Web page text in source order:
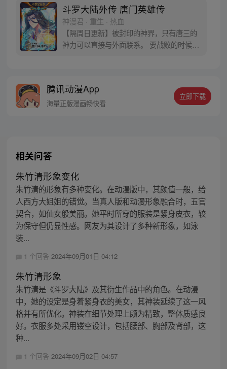
路？尽在一代神王至情追妻之旅，斗罗大陆
第五部，重生唐三!
斗罗大陆外传 唐门英雄传
神漫君 · 重生 · 热血
【隔周日更新】被封印的神界，只有唐三的
神力可以直接与外面联系。 要战败的时候，
战！
腾讯动漫App
海量正版漫画畅快看
立即下载
相关问答
朱竹清形象变化
朱竹清的形象有多种变化。在动漫版中，其颜值一般，给
人西方大姐姐的错觉。当真人版和动漫形象融合时，五官
契合，如仙女般美丽。她平时所穿的服装是紧身皮衣，较
为保守但仍显性感。网友为其设计了多种新形象，如泳
装...
1 个回答 2024年09月01日 04:12
朱竹清形象
朱竹清是《斗罗大陆》及其衍生作品中的角色。在动漫
中，她的设定是身着紧身衣的美女，其神装延续了这一风
格并有所优化。神装在细节处理上颇为精致，整体质感良
好。衣服多处采用镂空设计，包括腰部、胸部及背部，这
种...
1 个回答 2024年09月02日 04:57